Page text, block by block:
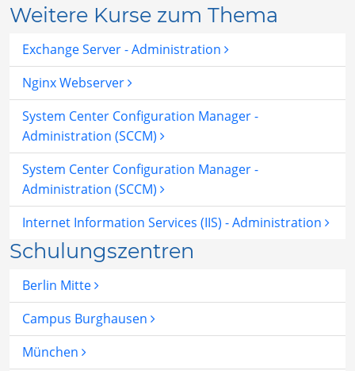
Weitere Kurse zum Thema
Exchange Server - Administration
Nginx Webserver
System Center Configuration Manager -
Administration (SCCM)
System Center Configuration Manager -
Administration (SCCM)
Internet Information Services (IIS) - Administration
Schulungszentren
Berlin Mitte
Campus Burghausen
München